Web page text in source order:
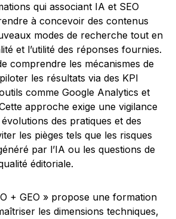
qui associant IA et SEO
à concevoir des contenus
modes de recherche tout en
et l’utilité des réponses fournies.
comprendre les mécanismes de
les résultats via des KPI
comme Google Analytics et
approche exige une vigilance
des pratiques et des
les pièges tels que les risques
par l’IA ou les questions de
éditoriale.
+ GEO » propose une formation
les dimensions techniques,